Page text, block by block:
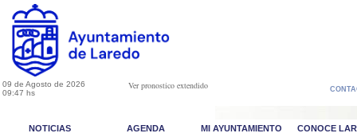
09 de Agosto de 2026
09:47 hs
Ver pronostico extendido
NOTICIAS AGENDA MI AYUNTAMIENTO CONOCE